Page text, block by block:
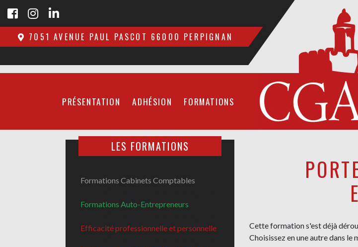
7051 AVENUE PAUL PASCOT 66000 PERPIGNAN
PRÉSENTATION ADHÉSION FORMATIONS
LES FORMATIONS
Formations Cabinets Comptables
Formations Auto-Entrepreneurs
Efficacité professionnelle et personnelle
Cette formation s'est déjà
Choisissez en une autre dans le